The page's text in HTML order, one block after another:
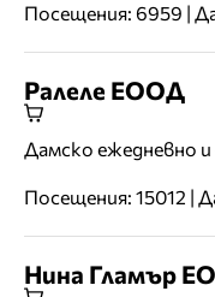
Посещения: 6959 |
Ралеле ЕООД
Дамско ежедневно
Посещения: 15012 |
Нина Гламър